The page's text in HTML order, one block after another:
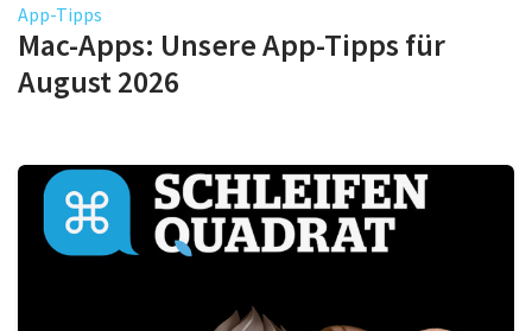
App-Tipps
Mac-Apps: Unsere App-Tipps für
August 2026